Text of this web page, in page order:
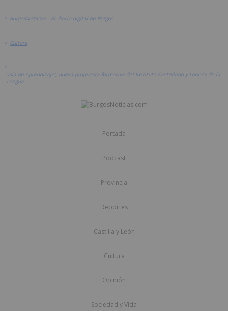
> BurgosNoticias - El diario digital de Burgos
> Cultura
>
‘Isla de Aprendizaje’, nueva propuesta formativa del Instituto Castellano y Leonés de la
Lengua
Portada
Podcast
Provincia
Deportes
Castilla y León
Cultura
Opinión
Sociedad y Vida